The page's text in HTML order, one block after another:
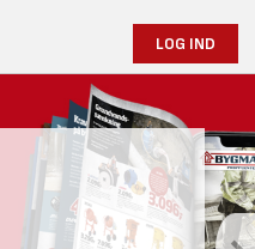
LOG IND
tests
nyheder til den nysgerrige